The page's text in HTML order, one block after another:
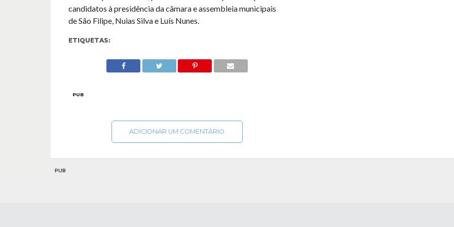
candidatos à presidência da câmara e assembleia municipais
de São Filipe, Nuias Silva e Luís Nunes.
ETIQUETAS:
PUB
ADICIONAR UM COMENTÁRIO
PUB